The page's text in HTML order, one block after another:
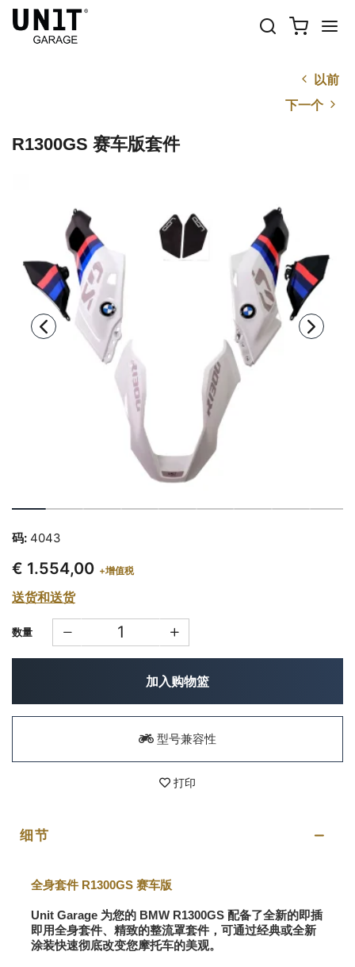
以前
下一个
R1300GS 赛车版套件
码: 4043
€ 1.554,00 +增值税
送货和送货
数量
加入购物篮
型号兼容性
打印
细节
全身套件 R1300GS 赛车版
Unit Garage 为您的 BMW R1300GS 配备了全新的即插
即用全身套件、精致的整流罩套件，可通过经典或全新
涂装快速彻底改变您摩托车的美观。